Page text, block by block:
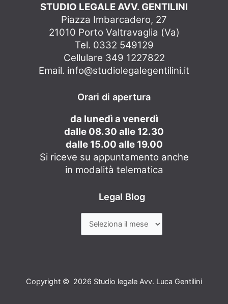
STUDIO LEGALE AVV. GENTILINI
Piazza Imbarcadero, 27
21010 Porto Valtravaglia (Va)
Tel. 0332 549129
Cellulare 349 1227822
Email. info@studiolegalegentilini.it
Orari di apertura
da lunedì a venerdì
dalle 08.30 alle 12.30
dalle 15.00 alle 19.00
Si riceve su appuntamento anche
in modalità telematica
Legal Blog
Copyright © 2026 Studio legale Avv. Luca Gentilini